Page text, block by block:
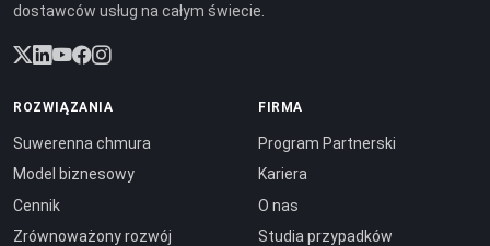
dostawców usług na całym świecie.
ROZWIĄZANIA
Suwerenna chmura
Model biznesowy
Cennik
Zrównoważony rozwój
FIRMA
Program Partnerski
Kariera
O nas
Studia przypadków